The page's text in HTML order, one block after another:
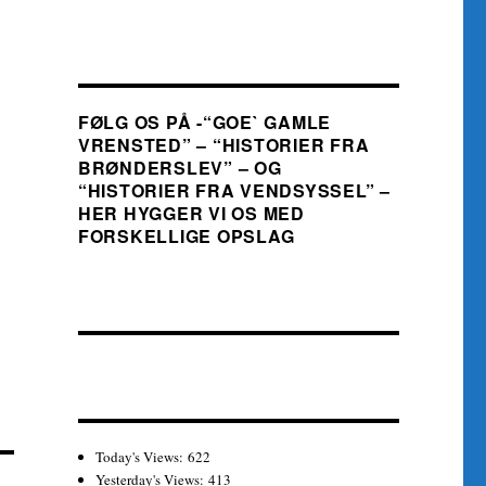
FØLG OS PÅ -“GOE` GAMLE
VRENSTED” – “HISTORIER FRA
BRØNDERSLEV” – OG
“HISTORIER FRA VENDSYSSEL” –
HER HYGGER VI OS MED
FORSKELLIGE OPSLAG
Today's Views:622
Yesterday's Views:413